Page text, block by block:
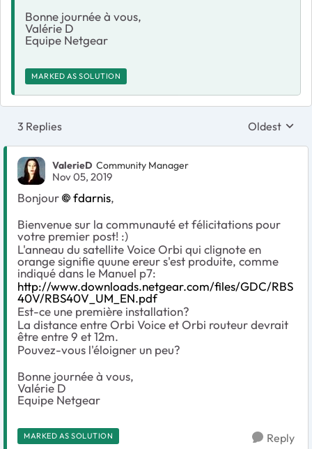
Bonne journée à vous,
Valérie D
Equipe Netgear
MARKED AS SOLUTION
3 Replies Replies
Oldest
ValerieD Community Manager
Nov 05, 2019
Bonjour fdarnis,
Bienvenue sur la communauté et félicitations pour
votre premier post! :)
L'anneau du satellite Voice Orbi qui clignote en
orange signifie quune ereur s'est produite, comme
indiqué dans le Manuel p7:
http://www.downloads.netgear.com/files/GDC/RBS
40V/RBS40V_UM_EN.pdf
Est-ce une première installation?
La distance entre Orbi Voice et Orbi routeur devrait
être entre 9 et 12m.
Pouvez-vous l'éloigner un peu?
Bonne journée à vous,
Valérie D
Equipe Netgear
MARKED AS SOLUTION Reply